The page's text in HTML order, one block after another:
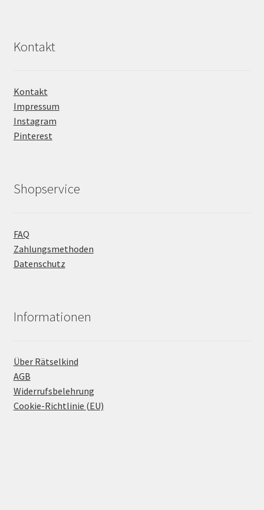
Kontakt
Kontakt
Impressum
Instagram
Pinterest
Shopservice
FAQ
Zahlungsmethoden
Datenschutz
Informationen
Über Rätselkind
AGB
Widerrufsbelehrung
Cookie-Richtlinie (EU)